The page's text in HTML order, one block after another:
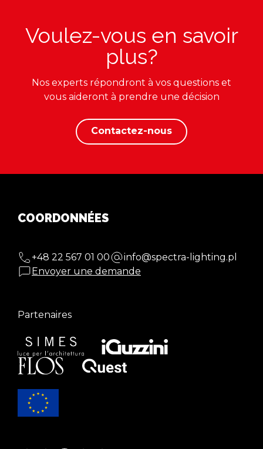
Voulez-vous en savoir
plus?
Nos experts répondront à vos questions et
vous aideront à prendre une décision
Contactez-nous
COORDONNÉES
+48 22 567 01 00
info@spectra-lighting.pl
Envoyer une demande
Partenaires